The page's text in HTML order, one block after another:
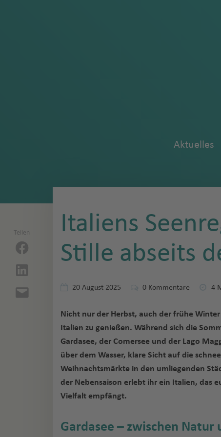
Aktuelles
Teilen
Italiens
Stille abseits
20 August 2025 0 Kommentare 4
Nicht nur der Herbst, auch der frühe
Italien zu genießen. Während sich die
Gardasee, der Comersee und der Lago
über dem Wasser, klare Sicht auf die
Weihnachtsmärkte in den umliegenden
der Nebensaison erlebt ihr ein Italien, das
Vielfalt empfängt.
Gardasee – zwischen Natur